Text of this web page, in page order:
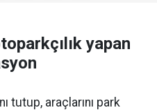
yapan
tutup, araçlarını park